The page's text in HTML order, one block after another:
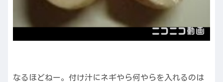
なるほどねー。付け汁にネギやら何やらを入れるのは